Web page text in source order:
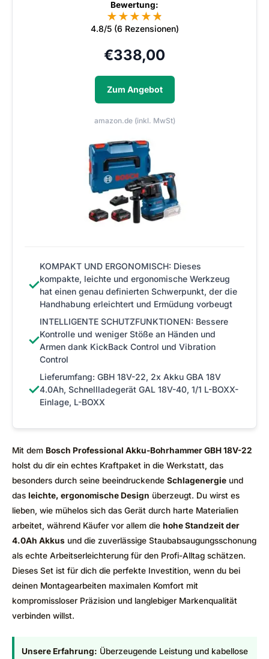
Bewertung:
★★★★★
★
4.8/5 (6 Rezensionen)
€338,00
Zum Angebot
amazon.de (inkl. MwSt)
✓
KOMPAKT UND ERGONOMISCH: Dieses
kompakte, leichte und ergonomische Werkzeug
hat einen genau definierten Schwerpunkt, der die
Handhabung erleichtert und Ermüdung vorbeugt
✓
INTELLIGENTE SCHUTZFUNKTIONEN: Bessere
Kontrolle und weniger Stöße an Händen und
Armen dank KickBack Control und Vibration
Control
✓
Lieferumfang: GBH 18V-22, 2x Akku GBA 18V
4.0Ah, Schnellladegerät GAL 18V-40, 1/1 L-BOXX-
Einlage, L-BOXX
Mit dem Bosch Professional Akku-Bohrhammer GBH 18V-22
holst du dir ein echtes Kraftpaket in die Werkstatt, das
besonders durch seine beeindruckende Schlagenergie und
das leichte, ergonomische Design überzeugt. Du wirst es
lieben, wie mühelos sich das Gerät durch harte Materialien
arbeitet, während Käufer vor allem die hohe Standzeit der
4.0Ah Akkus und die zuverlässige Staubabsaugungsschonung
als echte Arbeitserleichterung für den Profi-Alltag schätzen.
Dieses Set ist für dich die perfekte Investition, wenn du bei
deinen Montagearbeiten maximalen Komfort mit
kompromissloser Präzision und langlebiger Markenqualität
verbinden willst.
Unsere Erfahrung: Überzeugende Leistung und kabellose